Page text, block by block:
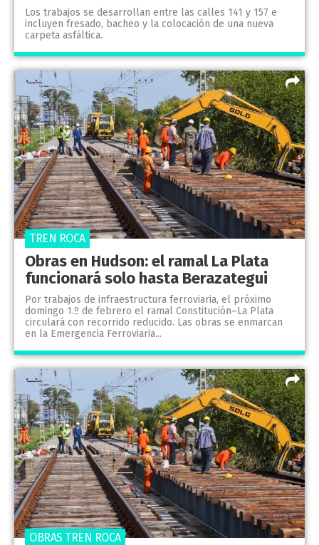
Los trabajos se desarrollan entre las calles 141 y 157 e
incluyen fresado, bacheo y la colocación de una nueva
carpeta asfáltica.
Obras en Hudson: el ramal La Plata
funcionará solo hasta Berazategui
Por trabajos de infraestructura ferroviaria, el próximo
domingo 1.º de febrero el ramal Constitución–La Plata
circulará con recorrido reducido. Las obras se enmarcan
en la Emergencia Ferroviaria...
TREN ROCA
OBRAS TREN ROCA